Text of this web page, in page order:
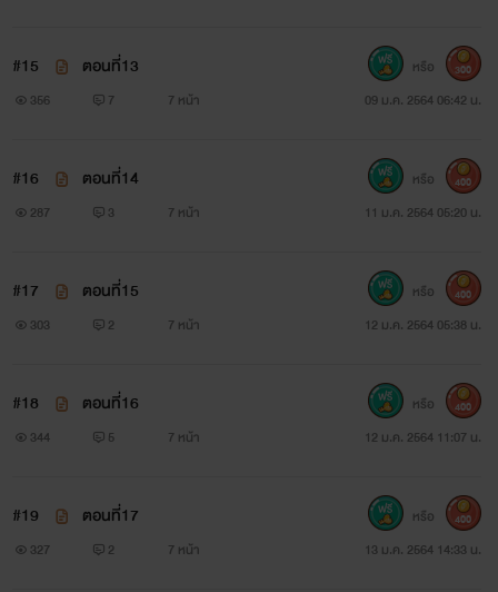
#15 ตอนที่13
356 7 7 หน้า 09 ม.ค. 2564 06:42 น.
หรือ 300
#16 ตอนที่14
287 3 7 หน้า 11 ม.ค. 2564 05:20 น.
หรือ 400
#17 ตอนที่15
303 2 7 หน้า 12 ม.ค. 2564 05:38 น.
หรือ 400
#18 ตอนที่16
344 5 7 หน้า 12 ม.ค. 2564 11:07 น.
หรือ 400
#19 ตอนที่17
327 2 7 หน้า 13 ม.ค. 2564 14:33 น.
หรือ 400